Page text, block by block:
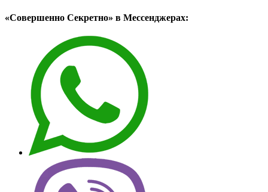
«Совершенно Секретно» в Мессенджерах: